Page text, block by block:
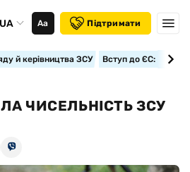
UA Аа Підтримати
й керівництва ЗСУ Вступ до ЄС:
ЧИСЕЛЬНІСТЬ ЗСУ